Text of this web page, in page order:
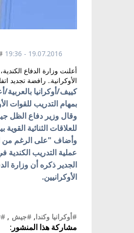
19.07.2016 - 19:36
أعلنت وزارة الدفاع
الأوكرانية.. رافضة تجديد
كييف/أوكرانيا
بمهام التدريب للقوات
وقال وزير دفاع الظل
للعلاقات الثنائية القوية
وأضاف "على الرغم من
عملية التدريب الكندية في
الأوكرانيين.
#أوكرانيا وكندا, #جيش ,
مشاركة هذا المنشور: